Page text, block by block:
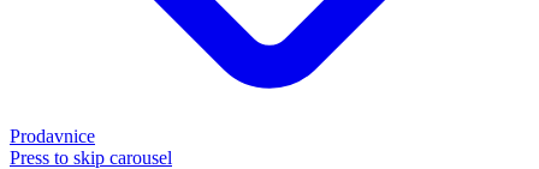
Prodavnice
Press to skip carousel